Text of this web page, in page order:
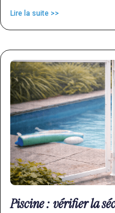
Lire la suite >>
Piscine : vérifier la